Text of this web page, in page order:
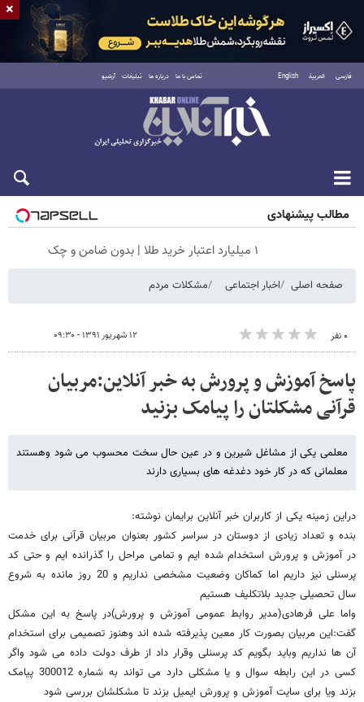
فارسی العربية English تماس با ما درباره ما تبلیغات آرشیو
جمعه ۱۶ مرداد ۱۴۰۵
مطالب پیشنهادی
۱ میلیارد اعتبار خرید طلا | بدون ضامن و چک
صفحه اصلی اخبار اجتماعی مشکلات مردم
۰ نفر ۱۲ شهریور ۱۳۹۱ - ۰۹:۳۰
پاسخ آموزش و پرورش به خبر آنلاین:مربیان
قرآنی مشکلتان را پیامک بزنید
معلمی یکی از مشاغل شیرین و در عین حال سخت محسوب می شود وهستند
معلمانی که در کار خود دغدغه های بسیاری دارند
دراین زمینه یکی از کاربران خبر آنلاین برایمان نوشته:
بنده و تعداد زیادی از دوستان در سراسر کشور بعنوان مربیان قرآنی برای خدمت
در آموزش و پرورش استخدام شده ایم و تمامی مراحل را گذرانده ایم و حتی کد
پرسنلی نیز داریم اما کماکان وضعیت مشخصی نداریم و 20 روز مانده به شروع
سال تحصیلی جدید بلاتکلیف هستیم
واما علی فرهادی(مدیر روابط عمومی آموزش و پرورش)در پاسخ به این مشکل
گفت:این مربیان بصورت کار معین پذیرفته شده اند وهنوز تصمیمی برای استخدام
آن ها نداریم وباید بگویم کد پرسنلی وقرار داد از طرف دولت داده می شود واگر
کسی در این رابطه سوال و یا مشکلی دارد می تواند به شماره 300012 پیامک
بزند ویا برای سایت آموزش و پرورش ایمیل بزند تا مشکلشان بررسی شود
×